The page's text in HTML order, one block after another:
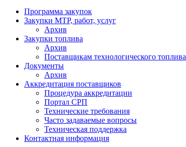
Программа закупок
Закупки МТР, работ, услуг
Архив
Закупки топлива
Архив
Поставщикам технологического топлива
Документы
Архив
Аккредитация поставщиков
Процедура аккредитации
Портал СРП
Технические требования
Часто задаваемые вопросы
Техническая поддержка
Контактная информация